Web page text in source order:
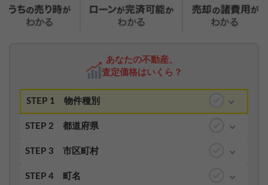
あなたの不動産、
査定価格はいくら？
STEP 1 物件種別
STEP 2 都道府県
STEP 3 市区町村
STEP 4 町名